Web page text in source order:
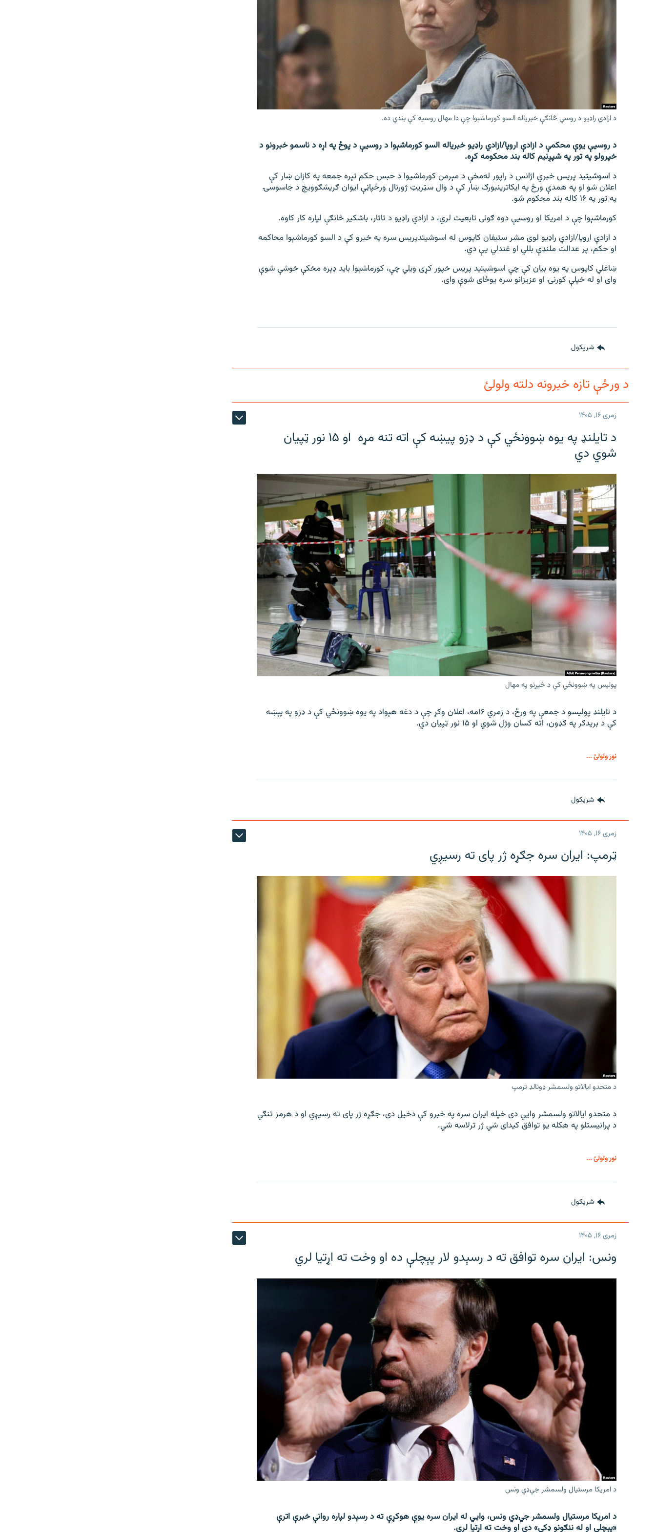
د ازادي راډیو د روسي څانګې خبریاله السو کورماشېوا چې دا مهال روسیه کې بندي ده.
د روسیې یوې محکمې د ازادې اروپا/ازادي راډیو خبریاله السو کورماشېوا د روسیې د پوځ په اړه د ناسمو خبرونو د
خپرولو په تور په شپږنیم کاله بند محکومه کړه.
د اسوشیتید پریس خبري اژانس د راپور له‌مخې د مېرمن کورماشیوا د حبس حکم تېره جمعه په کازان ښار کې
اعلان شو او په همدې ورځ په ایکاترینبورګ ښار کې د وال سټریټ ژورنال ورځپاڼې ایوان ګریشګوویچ د جاسوسۍ
په تور په ۱۶ کاله بند محکوم شو.
کورماشېوا چې د امریکا او روسیې دوه ګونی تابعیت لري، د ازادي راډیو د تاتار، باشکیر څانګې لپاره کار کاوه.
د ازادې اروپا/ازادي راډیو لوی مشر ستیفان کاپوس له اسوشیتدپریس سره په خبرو کې د السو کورماشېوا محاکمه
او حکم، پر عدالت ملنډې بللي او غندلي یې دي.
ښاغلي کاپوس په یوه بیان کې چې اسوشیتید پریس خپور کړی ویلي چې، کورماشېوا باید ډېره مخکې خوشې شوې
وای او له خپلې کورنۍ او عزیزانو سره یوځای شوې وای.
شريکول
د ورځې تازه خبرونه دلته ولولئ
زمری ۱۶, ۱۴۰۵
د تایلنډ په یوه ښوونځي کې د ډزو پیښه کې اته تنه مړه او ۱۵ نور ټپیان
شوي دي
پولیس په ښوونځي کې د څیړنو په مهال
د تایلنډ پولیسو د جمعې په ورځ، د زمري ۱۶مه، اعلان وکړ چې د دغه هېواد په یوه ښوونځي کې د ډزو په پېښه
کې د بریدګر په ګډون، اته کسان وژل شوي او ۱۵ نور ټپیان دي.
نور ولولئ ...
شريکول
زمری ۱۶, ۱۴۰۵
ټرمپ: ایران سره جګړه ژر پای ته رسیږي
د متحدو ایالاتو ولسمشر ډونالډ ترمپ
د متحدو ایالاتو ولسمشر وايي دی خپله ایران سره په خبرو کې دخیل دی، جګړه ژر پای ته رسیږي او د هرمز تنګي
د پرانیستلو په هکله یو توافق کیدای شي ژر ترلاسه شي.
نور ولولئ ...
شريکول
زمری ۱۶, ۱۴۰۵
ونس: ایران سره توافق ته د رسېدو لار پېچلې ده او وخت ته اړتیا لري
د امریکا مرستیال ولسمشر جي‌ډي ونس
د امریکا مرستیال ولسمشر جي‌ډي ونس، وايي له ایران سره یوې هوکړې ته د رسېدو لپاره روانې خبرې اترې
«پېچلې او له ننګونو ډکې» دي او وخت ته اړتیا لري.